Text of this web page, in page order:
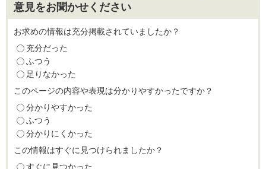
意見をお聞かせください
お求めの情報は充分掲載されていましたか？
充分だった
ふつう
足りなかった
このページの内容や表現は分かりやすかったですか？
分かりやすかった
ふつう
分かりにくかった
この情報はすぐに見つけられましたか？
すぐに見つかった